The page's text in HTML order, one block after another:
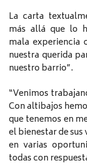
La carta
más allá que lo
mala experiencia
nuestra querida
nuestro barrio”.
“Venimos
Con altibajos
que tenemos en
el bienestar de
en varias
todas con